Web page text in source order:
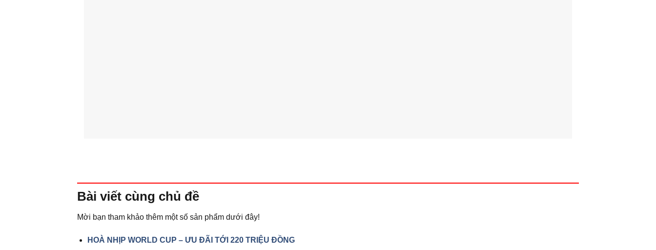
Bài viết cùng chủ đề
Mời bạn tham khảo thêm một số sản phẩm dưới đây!
HOÀ NHỊP WORLD CUP – ƯU ĐÃI TỚI 220 TRIỆU ĐỒNG